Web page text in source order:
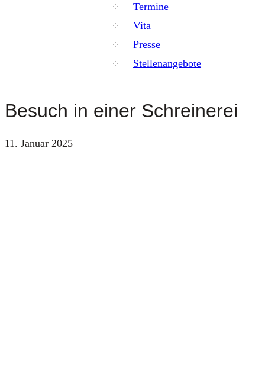
Termine
Vita
Presse
Stellenangebote
Besuch in einer Schreinerei
11. Januar 2025